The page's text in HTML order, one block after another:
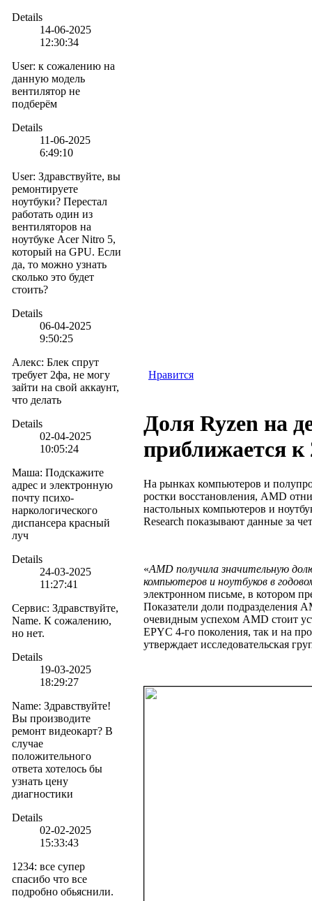
Details
14-06-2025
12:30:34
User: к сожалению на
данную модель
вентилятор не
подберём
Details
11-06-2025
6:49:10
User: Здравствуйте, вы
ремонтируете
ноутбуки? Перестал
работать один из
вентиляторов на
ноутбуке Acer Nitro 5,
который на GPU. Если
да, то можно узнать
сколько это будет
стоить?
Details
06-04-2025
9:50:25
Алекс: Блек спрут
требует 2фа, не могу
зайти на свой аккаунт,
что делать
Details
02-04-2025
10:05:24
Маша: Подскажите
адрес и электронную
почту психо-
наркологического
диспансера красный
луч
Details
24-03-2025
11:27:41
Сервис: Здравствуйте,
Name. К сожалению,
но нет.
Details
19-03-2025
18:29:27
Name: Здравствуйте!
Вы производите
ремонт видеокарт? В
случае
положительного
ответа хотелось бы
узнать цену
диагностики
Details
02-02-2025
15:33:43
1234: все супер
спасибо что все
подробно обьяснили.
Нравится
Доля Ryzen на
приближается к
На рынках компьютеров и
ростки восстановления, AMD
настольных компьютеров и
Research показывают данные за
«AMD получила значительную
компьютеров и ноутбуков в
электронном письме, в котором
Показатели доли подразделения
очевидным успехом AMD стоит
EPYC 4-го поколения, так и на
утверждает исследовательская